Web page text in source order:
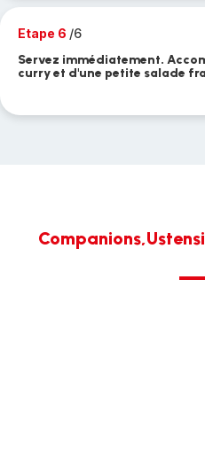
Etape 6 /6
Servez immédiatement.
curry et d'une petite salade